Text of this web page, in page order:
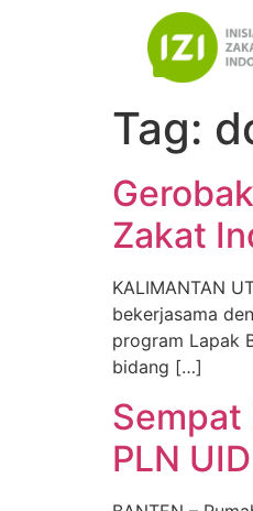
Tag:
Zakat
KALIMANTAN
bekerjasama
program Lapak
bidang […]
Sempat
PLN